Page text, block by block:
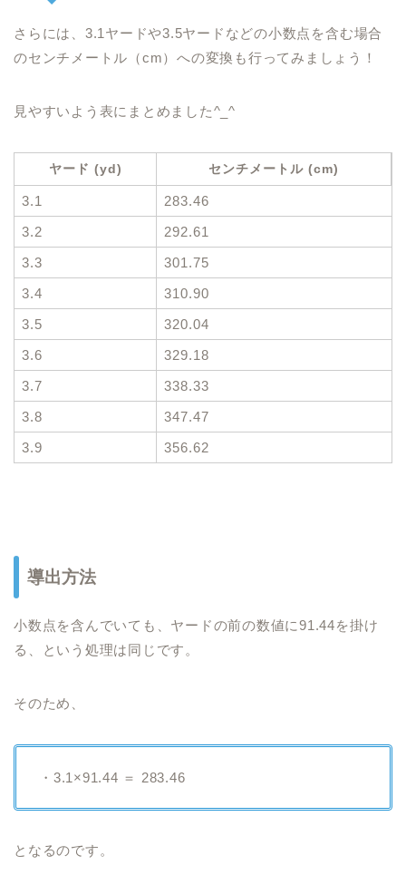
さらには、3.1ヤードや3.5ヤードなどの小数点を含む場合
のセンチメートル（cm）への変換も行ってみましょう！
見やすいよう表にまとめました^_^
ヤード (yd) センチメートル (cm)
3.1
283.46
3.2
292.61
3.3
301.75
3.4
310.90
3.5
320.04
3.6
329.18
3.7
338.33
3.8
347.47
3.9
356.62
導出方法
小数点を含んでいても、ヤードの前の数値に91.44を掛け
る、という処理は同じです。
そのため、
・3.1×91.44 ＝ 283.46
となるのです。